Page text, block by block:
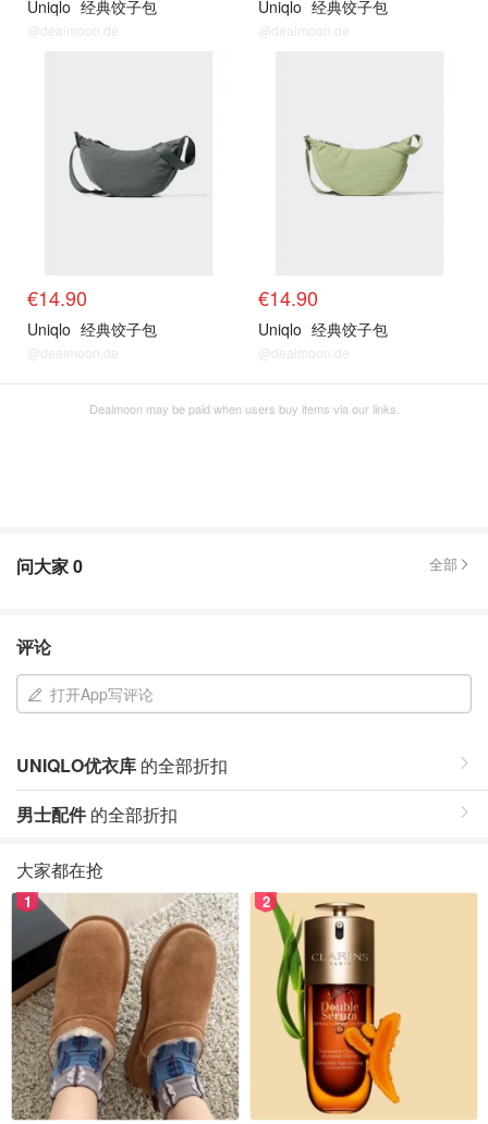
Uniqlo 经典饺子包
@dealmoon.de
Uniqlo 经典饺子包
@dealmoon.de
€14.90
Uniqlo 经典饺子包
@dealmoon.de
€14.90
Uniqlo 经典饺子包
@dealmoon.de
Dealmoon may be paid when users buy items via our links.
问大家0 全部
评论
打开App写评论
UNIQLO优衣库 的全部折扣
男士配件的全部折扣
大家都在抢
1 2